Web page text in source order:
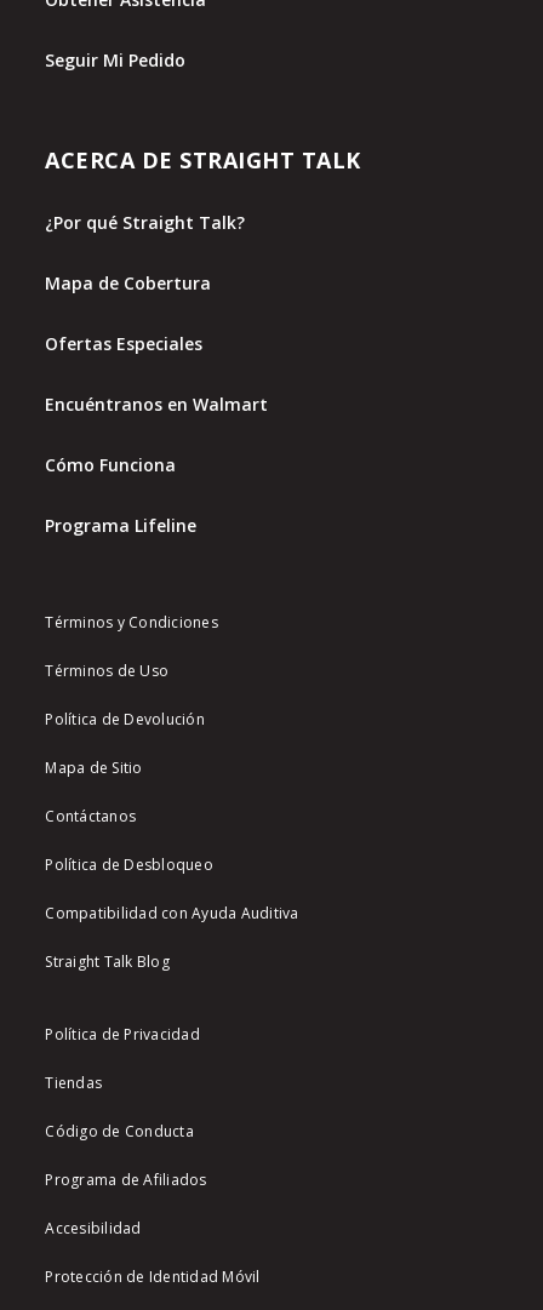
Seguir Mi Pedido
ACERCA DE STRAIGHT TALK
¿Por qué Straight Talk?
Mapa de Cobertura
Ofertas Especiales
Encuéntranos en Walmart
Cómo Funciona
Programa Lifeline
Términos y Condiciones
Términos de Uso
Política de Devolución
Mapa de Sitio
Contáctanos
Política de Desbloqueo
Compatibilidad con Ayuda Auditiva
Straight Talk Blog
Política de Privacidad
Tiendas
Código de Conducta
Programa de Afiliados
Accesibilidad
Protección de Identidad Móvil